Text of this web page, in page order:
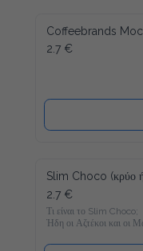
Coffeebrands Mocha
2.7 €
Slim Choco (κρύο ή
2.7 €
Τι είναι το Slim Choco;
Ήδη οι Αζτέκοι και οι
Powerdrink "ζεστή
μας τρέχουν τα σάλια